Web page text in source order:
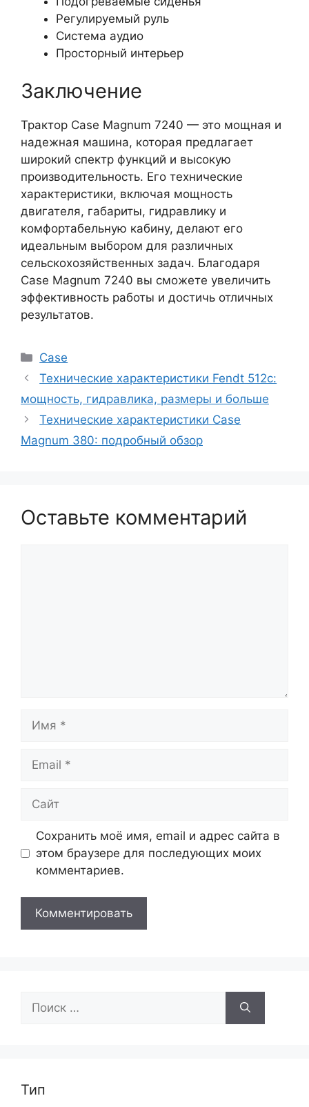
Регулируемый руль
Система аудио
Просторный интерьер
Заключение
Трактор Case Magnum 7240 — это мощная и
надежная машина, которая предлагает
широкий спектр функций и высокую
производительность. Его технические
характеристики, включая мощность
двигателя, габариты, гидравлику и
комфортабельную кабину, делают его
идеальным выбором для различных
сельскохозяйственных задач. Благодаря
Case Magnum 7240 вы сможете увеличить
эффективность работы и достичь отличных
результатов.
Рубрики
Case
Технические характеристики Fendt 512c:
мощность, гидравлика, размеры и больше
Технические характеристики Case
Magnum 380: подробный обзор
Оставьте комментарий
Имя
Email
Сайт
Сохранить моё имя, email и адрес сайта в
этом браузере для последующих моих
комментариев.
Тип